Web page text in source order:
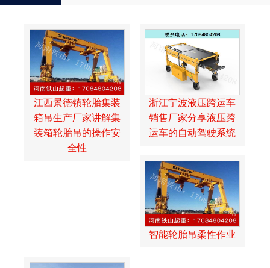
江西景德镇轮胎集装
箱吊生产厂家讲解集
装箱轮胎吊的操作安
全性
浙江宁波液压跨运车
销售厂家分享液压跨
运车的自动驾驶系统
智能轮胎吊柔性作业